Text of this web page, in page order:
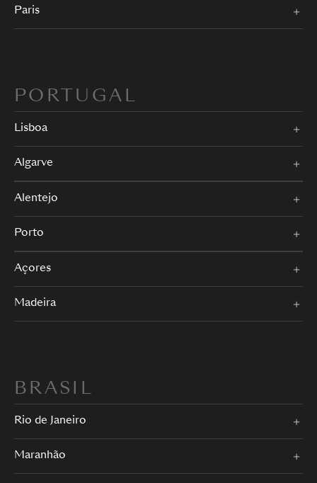
Paris
PORTUGAL
Lisboa
Algarve
Alentejo
Porto
Açores
Madeira
BRASIL
Rio de Janeiro
Maranhão